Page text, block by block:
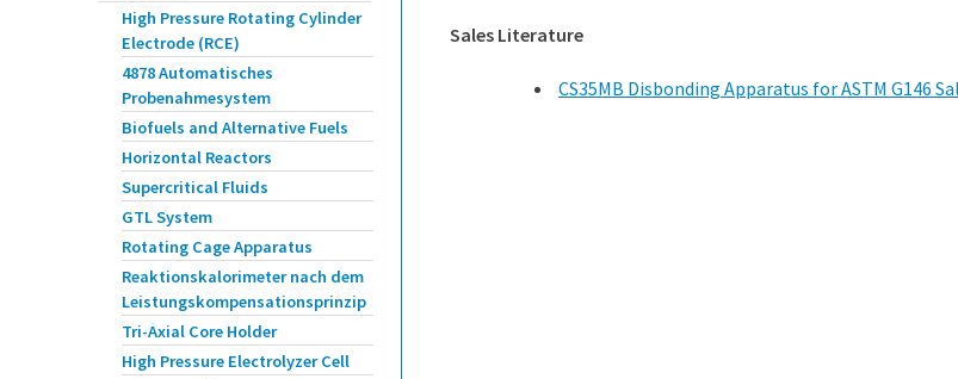
High Pressure Rotating Cylinder
Electrode (RCE)
4878 Automatisches
Probenahmesystem
Biofuels and Alternative Fuels
Horizontal Reactors
Supercritical Fluids
GTL System
Rotating Cage Apparatus
Reaktionskalorimeter nach dem
Leistungskompensationsprinzip
Tri-Axial Core Holder
High Pressure Electrolyzer Cell
Sales Literature
CS35MB Disbonding Apparatus for ASTM G146